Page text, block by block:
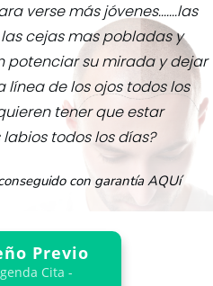
verse más jóvenes.......las
cejas mas pobladas y
potenciar su mirada y dejar
de los ojos todos los
tener que estar
todos los días?
con garantía AQUí
Previo
Cita -